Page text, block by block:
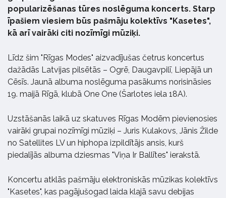
popularizēšanas tūres noslēguma koncerts. Starp
īpašiem viesiem būs pašmāju kolektīvs "Kasetes",
kā arī vairāki citi nozīmīgi mūziķi.
Līdz šim "Rīgas Modes" aizvadījušas četrus koncertus
dažādās Latvijas pilsētās – Ogrē, Daugavpilī, Liepājā un
Cēsīs. Jaunā albuma noslēguma pasākums norisināsies
19. maijā Rīgā, klubā One One (Šarlotes iela 18A).
Uzstāšanās laikā uz skatuves Rīgas Modēm pievienosies
vairāki grupai nozīmīgi mūziķi – Juris Kulakovs, Jānis Žilde
no Satellites LV un hiphopa izpildītājs ansis, kurš
piedalījās albuma dziesmas "Viņa Ir Ballītes" ierakstā.
Koncertu atklās pašmāju elektroniskās mūzikas kolektīvs
"Kasetes", kas pagājušogad laida klajā savu debijas